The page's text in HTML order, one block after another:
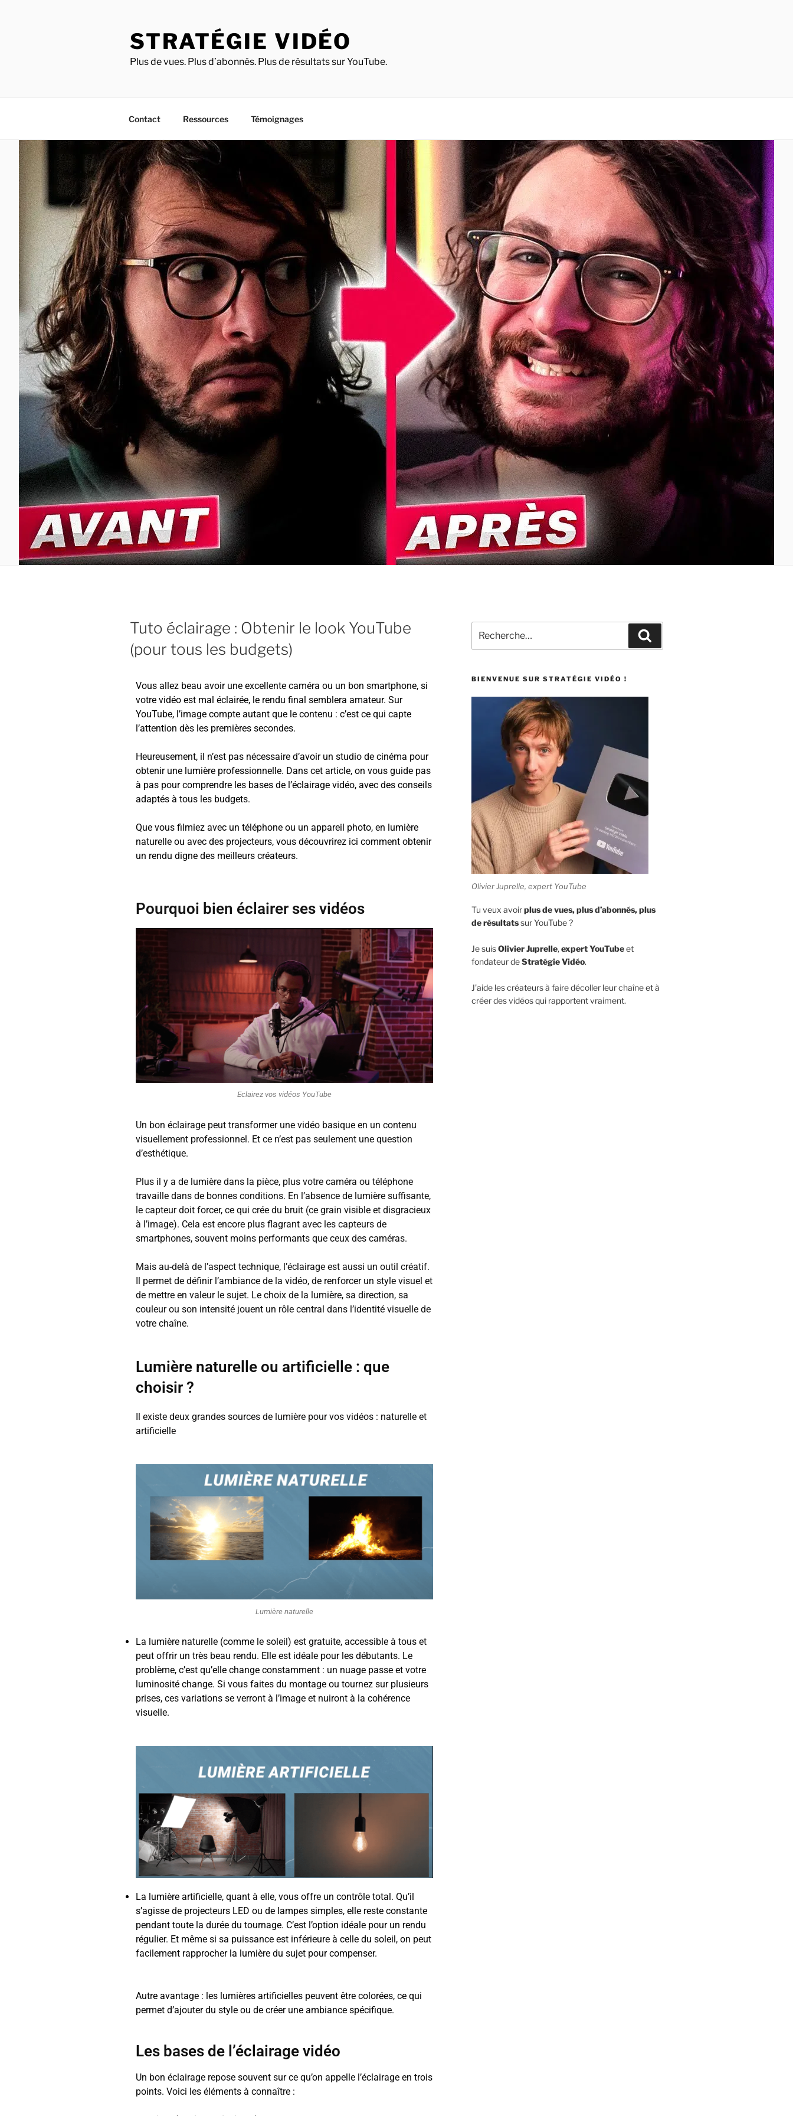
STRATÉGIE VIDÉO
Plus de vues. Plus d’abonnés. Plus de résultats sur YouTube.
Contact Ressources Témoignages
Tuto éclairage : Obtenir le look YouTube
(pour tous les budgets)
Vous allez beau avoir une excellente caméra ou un bon smartphone, si
votre vidéo est mal éclairée, le rendu final semblera amateur. Sur
YouTube, l’image compte autant que le contenu : c’est ce qui capte
l’attention dès les premières secondes.
Heureusement, il n’est pas nécessaire d’avoir un studio de cinéma pour
obtenir une lumière professionnelle. Dans cet article, on vous guide pas
à pas pour comprendre les bases de l’éclairage vidéo, avec des conseils
adaptés à tous les budgets.
Que vous filmiez avec un téléphone ou un appareil photo, en lumière
naturelle ou avec des projecteurs, vous découvrirez ici comment obtenir
un rendu digne des meilleurs créateurs.
Pourquoi bien éclairer ses vidéos
Eclairez vos vidéos YouTube
Un bon éclairage peut transformer une vidéo basique en un contenu
visuellement professionnel. Et ce n’est pas seulement une question
d’esthétique.
Plus il y a de lumière dans la pièce, plus votre caméra ou téléphone
travaille dans de bonnes conditions. En l’absence de lumière suffisante,
le capteur doit forcer, ce qui crée du bruit (ce grain visible et disgracieux
à l’image). Cela est encore plus flagrant avec les capteurs de
smartphones, souvent moins performants que ceux des caméras.
Mais au-delà de l’aspect technique, l’éclairage est aussi un outil créatif.
Il permet de définir l’ambiance de la vidéo, de renforcer un style visuel et
de mettre en valeur le sujet. Le choix de la lumière, sa direction, sa
couleur ou son intensité jouent un rôle central dans l’identité visuelle de
votre chaîne.
Lumière naturelle ou artificielle : que
choisir ?
Il existe deux grandes sources de lumière pour vos vidéos : naturelle et
artificielle
Lumière naturelle
La lumière naturelle (comme le soleil) est gratuite, accessible à tous et
peut offrir un très beau rendu. Elle est idéale pour les débutants. Le
problème, c’est qu’elle change constamment : un nuage passe et votre
luminosité change. Si vous faites du montage ou tournez sur plusieurs
prises, ces variations se verront à l’image et nuiront à la cohérence
visuelle.
La lumière artificielle, quant à elle, vous offre un contrôle total. Qu’il
s’agisse de projecteurs LED ou de lampes simples, elle reste constante
pendant toute la durée du tournage. C’est l’option idéale pour un rendu
régulier. Et même si sa puissance est inférieure à celle du soleil, on peut
facilement rapprocher la lumière du sujet pour compenser.
Autre avantage : les lumières artificielles peuvent être colorées, ce qui
permet d’ajouter du style ou de créer une ambiance spécifique.
Les bases de l’éclairage vidéo
Un bon éclairage repose souvent sur ce qu’on appelle l’éclairage en trois
points. Voici les éléments à connaître :
BIENVENUE SUR STRATÉGIE VIDÉO !
Olivier Juprelle, expert YouTube
Tu veux avoirplus de vues, plus d’abonnés, plus
de résultatssur YouTube ?
Je suisOlivier Juprelle,expert YouTubeet
fondateur deStratégie Vidéo.
J’aide les créateurs à faire décoller leur chaîne et à
créer des vidéos qui rapportent vraiment.